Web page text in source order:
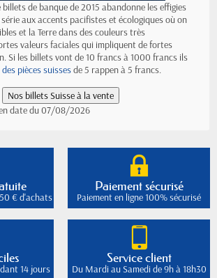
billets de banque de 2015 abandonne les effigies
aux accents pacifistes et écologiques où on
et la Terre dans des couleurs très
valeurs faciales qui impliquent de fortes
Si les billets vont de 10 francs à 1000 francs ils
des pièces suissesde 5 rappen à 5 francs.
date du 07/08/2026
€ d'achats
Paiement sécurisé
Paiement en ligne 100% sécurisé
14 jours
Service client
Du Mardi au Samedi de 9h à 18h30